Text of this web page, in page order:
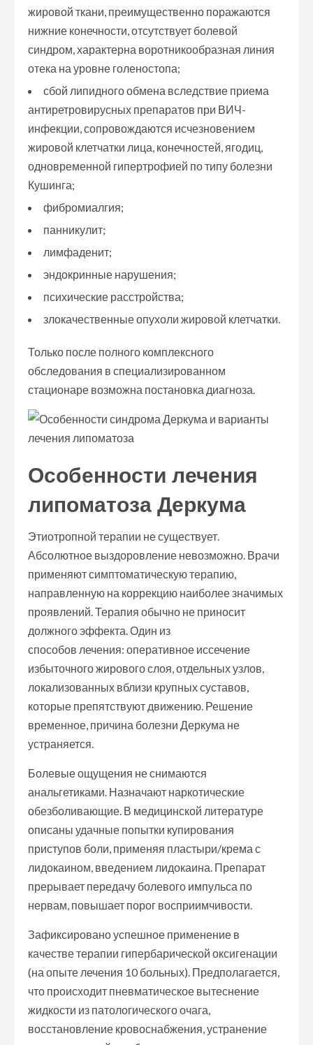
жировой ткани, преимущественно поражаются
нижние конечности, отсутствует болевой
синдром, характерна воротникообразная линия
отека на уровне голеностопа;
сбой липидного обмена вследствие приема
антиретровирусных препаратов при ВИЧ-
инфекции, сопровождаются исчезновением
жировой клетчатки лица, конечностей, ягодиц,
одновременной гипертрофией по типу болезни
Кушинга;
фибромиалгия;
панникулит;
лимфаденит;
эндокринные нарушения;
психические расстройства;
злокачественные опухоли жировой клетчатки.
Только после полного комплексного
обследования в специализированном
стационаре возможна постановка диагноза.
Особенности лечения
липоматоза Деркума
Этиотропной терапии не существует.
Абсолютное выздоровление невозможно. Врачи
применяют симптоматическую терапию,
направленную на коррекцию наиболее значимых
проявлений. Терапия обычно не приносит
должного эффекта. Один из
способов лечения: оперативное иссечение
избыточного жирового слоя, отдельных узлов,
локализованных вблизи крупных суставов,
которые препятствуют движению. Решение
временное, причина болезни Деркума не
устраняется.
Болевые ощущения не снимаются
анальгетиками. Назначают наркотические
обезболивающие. В медицинской литературе
описаны удачные попытки купирования
приступов боли, применяя пластыри/крема с
лидокаином, введением лидокаина. Препарат
прерывает передачу болевого импульса по
нервам, повышает порог восприимчивости.
Зафиксировано успешное применение в
качестве терапии гипербарической оксигенации
(на опыте лечения 10 больных). Предполагается,
что происходит пневматическое вытеснение
жидкости из патологического очага,
восстановление кровоснабжения, устранение